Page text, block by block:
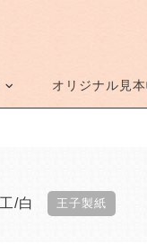
オリジナル見
白 王子製紙